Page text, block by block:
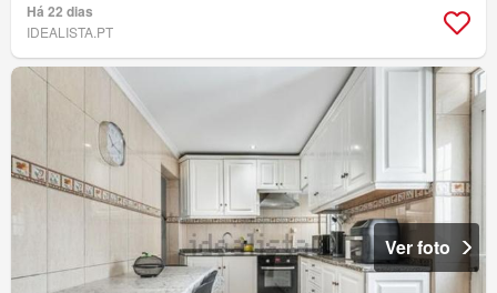
Há 22 dias
IDEALISTA.PT
Ver foto